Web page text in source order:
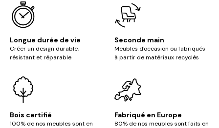
Longue durée de vie
Créer un design durable,
résistant et réparable
Seconde main
Meubles d'occasion ou fabriqués
à partir de matériaux recyclés
Bois certifié
100% de nos meubles sont en
Fabriqué en Europe
80% de nos meubles sont faits en